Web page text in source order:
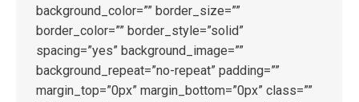
background_color=”” border_size=””
border_color=”” border_style=”solid”
spacing=”yes” background_image=””
background_repeat=”no-repeat” padding=””
margin_top=”0px” margin_bottom=”0px” class=””